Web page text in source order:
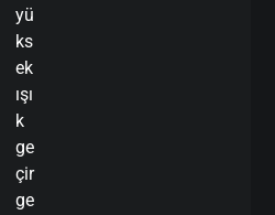
yü
ks
ek
ışı
k
ge
çir
ge